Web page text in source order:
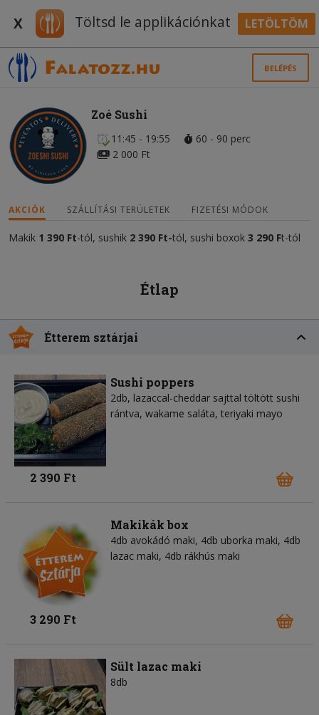
X Töltsd le applikációnkat LETÖLTÖM
BELÉPÉS
Zoé Sushi
11:45 - 19:55
60 - 90 perc
2 000 Ft
AKCIÓK SZÁLLÍTÁSI TERÜLETEK FIZETÉSI MÓDOK
Makik 1 390 Ft-tól, sushik 2 390 Ft-tól, sushi boxok 3 290 Ft-tól
Étlap
Étterem sztárjai
Sushi poppers
2db, lazaccal-cheddar sajttal töltött sushi
rántva, wakame saláta, teriyaki mayo
2 390 Ft
Makikák box
4db avokádó maki, 4db uborka maki, 4db
lazac maki, 4db rákhús maki
3 290 Ft
Sült lazac maki
8db